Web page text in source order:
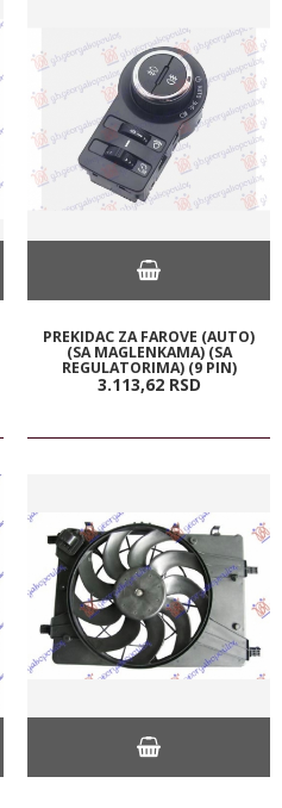
PREKIDAC ZA FAROVE (AUTO)
(SA MAGLENKAMA) (SA
REGULATORIMA) (9 PIN)
3.113,62 RSD